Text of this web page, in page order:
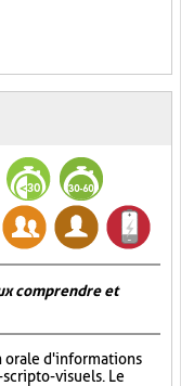
comprendre et
d'informations
visuels. Le